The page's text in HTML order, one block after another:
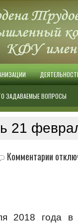
ЗАДАВАЕМЫЕ ВОПРОСЫ
21
Комментарии записи
2018 года в